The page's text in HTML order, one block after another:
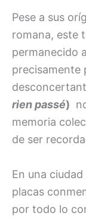
Pese a sus
romana, este
permanecido
precisamente
rien passé)
memoria
de ser
En una
placas
por todo lo